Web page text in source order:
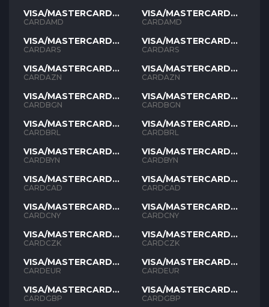
VISA/MASTERCARD
AMD
CARDAMD
VISA/MASTERCARD
ARS
CARDARS
VISA/MASTERCARD
AZN
CARDAZN
VISA/MASTERCARD
BGN
CARDBGN
VISA/MASTERCARD
BRL
CARDBRL
VISA/MASTERCARD
BYN
CARDBYN
VISA/MASTERCARD
CAD
CARDCAD
VISA/MASTERCARD
CNY
CARDCNY
VISA/MASTERCARD
CZK
CARDCZK
VISA/MASTERCARD
EUR
CARDEUR
VISA/MASTERCARD
GBP
CARDGBP
VISA/MASTERCARD
AMD
CARDAMD
VISA/MASTERCARD
ARS
CARDARS
VISA/MASTERCARD
AZN
CARDAZN
VISA/MASTERCARD
BGN
CARDBGN
VISA/MASTERCARD
BRL
CARDBRL
VISA/MASTERCARD
BYN
CARDBYN
VISA/MASTERCARD
CAD
CARDCAD
VISA/MASTERCARD
CNY
CARDCNY
VISA/MASTERCARD
CZK
CARDCZK
VISA/MASTERCARD
EUR
CARDEUR
VISA/MASTERCARD
GBP
CARDGBP